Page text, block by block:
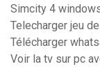
Simcity 4
Telecharger jeu
Télécharger
Voir la tv sur pc